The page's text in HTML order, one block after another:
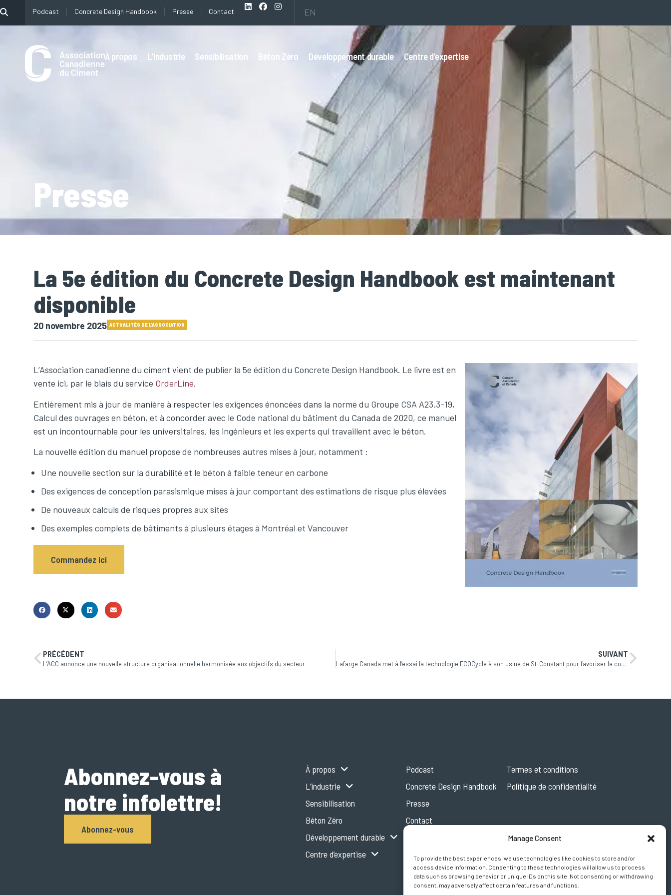
Manage Consent
To provide the best experiences, we use technologies like cookies to store and/or
access device information. Consenting to these technologies will allow us to process
data such as browsing behavior or unique IDs on this site. Not consenting or withdrawing
consent, may adversely affect certain features and functions.
À propos L’industrie Sensibilisation Béton Zéro Développement durable Centre d’expertise
Presse
Podcast Concrete Design Handbook Presse Contact EN
La 5e édition du Concrete Design Handbook est maintenant
disponible
20 novembre 2025 ACTUALITÉS DE L'ASSOCIATION
L’Association canadienne du ciment vient de publier la 5e édition du Concrete Design Handbook. Le livre est en
vente ici, par le biais du service OrderLine.
Entièrement mis à jour de manière à respecter les exigences énoncées dans la norme du Groupe CSA A23.3-19,
Calcul des ouvrages en béton, et à concorder avec le Code national du bâtiment du Canada de 2020, ce manuel
est un incontournable pour les universitaires, les ingénieurs et les experts qui travaillent avec le béton.
La nouvelle édition du manuel propose de nombreuses autres mises à jour, notamment :
Une nouvelle section sur la durabilité et le béton à faible teneur en carbone
Des exigences de conception parasismique mises à jour comportant des estimations de risque plus élevées
De nouveaux calculs de risques propres aux sites
Des exemples complets de bâtiments à plusieurs étages à Montréal et Vancouver
Commandez ici
PRÉCÉDENT
L’ACC annonce une nouvelle structure organisationnelle harmonisée aux objectifs du secteur
SUIVANT
Lafarge Canada met à l’essai la technologie ECOCycle à son usine de St-Constant pour favoriser la construction circulaire
Abonnez-vous à
notre infolettre!
Abonnez-vous
À propos
L’industrie
Sensibilisation
Béton Zéro
Développement durable
Centre d’expertise
Podcast
Concrete Design Handbook
Presse
Contact
Termes et conditions
Politique de confidentialité